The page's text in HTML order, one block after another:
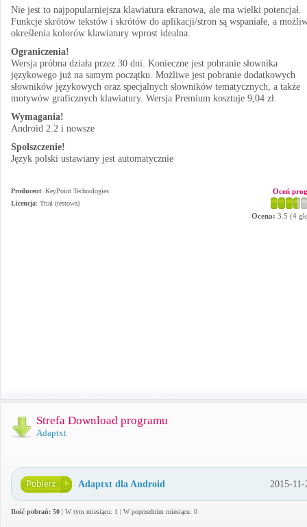
Nie jest to najpopularniejsza klawiatura ekranowa, ale ma wielki potencjał.
Funkcje skrótów tekstów i skrótów do aplikacji/stron są wspaniałe, a
określenia kolorów klawiatury wprost idealna.
Ograniczenia!
Wersja próbna działa przez 30 dni. Konieczne jest pobranie słownika
językowego już na samym początku. Możliwe jest pobranie dodatkowych
słowników językowych oraz specjalnych słowników tematycznych, a także
motywów graficznych klawiatury. Wersja Premium kosztuje 9,04 zł.
Wymagania!
Android 2.2 i nowsze
Spolszczenie!
Język polski ustawiany jest automatycznie
Producent: KeyPoint Technologies
Licencja: Trial (testowa)
Oceń
Ocena: 3.5 (4
Strefa Download programu
Adaptxt
Adaptxt dla Android 2015-11-
Ilość pobrań: 50 | W tym miesiącu: 1 | W poprzednim miesiącu: 0